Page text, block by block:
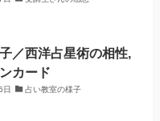
／西洋占星術の相性,
カード
日 占い教室の様子